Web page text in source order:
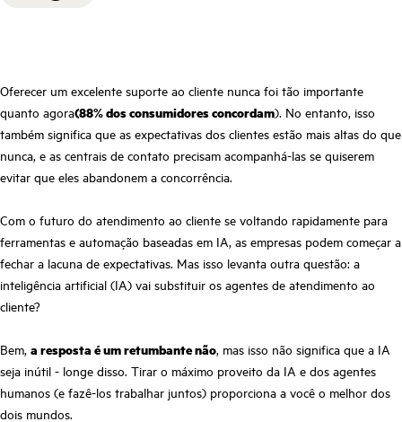
Oferecer um excelente suporte ao cliente nunca foi tão importante
quanto agora(88% dos consumidores concordam). No entanto, isso
também significa que as expectativas dos clientes estão mais altas do que
nunca, e as centrais de contato precisam acompanhá-las se quiserem
evitar que eles abandonem a concorrência.
Com o futuro do atendimento ao cliente se voltando rapidamente para
ferramentas e automação baseadas em IA, as empresas podem começar a
fechar a lacuna de expectativas. Mas isso levanta outra questão: a
inteligência artificial (IA) vai substituir os agentes de atendimento ao
cliente?
Bem, a resposta é um retumbante não, mas isso não significa que a IA
seja inútil - longe disso. Tirar o máximo proveito da IA e dos agentes
humanos (e fazê-los trabalhar juntos) proporciona a você o melhor dos
dois mundos.